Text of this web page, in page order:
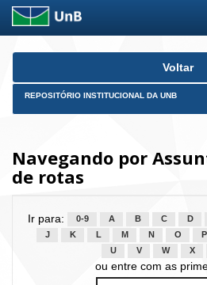
Skip
Voltar
REPOSITÓRIO INSTITUCIONAL DA UNB
Navegando por
de rotas
Ir para: 0-9 A B C D
J
K L M N O P
U
V W X
ou entre com as